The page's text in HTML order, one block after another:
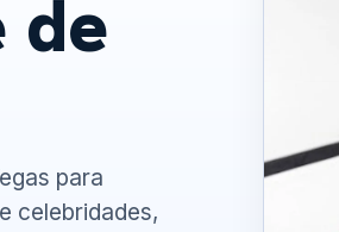
de
para
celebridades,